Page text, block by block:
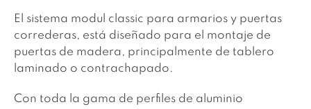
El sistema modul classic para armarios y puertas
correderas, está diseñado para el montaje de
puertas de madera, principalmente de tablero
laminado o contrachapado.
Con toda la gama de perfiles de aluminio